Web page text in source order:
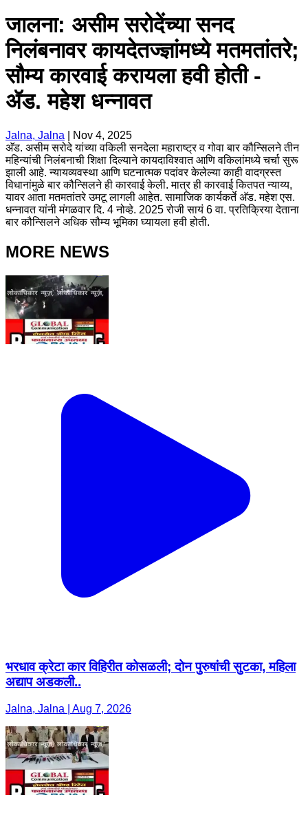
जालना: असीम सरोदेंच्या सनद
निलंबनावर कायदेतज्ज्ञांमध्ये मतमतांतरे;
सौम्य कारवाई करायला हवी होती -
ॲड. महेश धन्नावत
Jalna, Jalna
Nov 4, 2025
अ‍ॅड. असीम सरोदे यांच्या वकिली सनदेला महाराष्ट्र व गोवा बार कौन्सिलने तीन
महिन्यांची निलंबनाची शिक्षा दिल्याने कायदाविश्वात आणि वकिलांमध्ये चर्चा सुरू
झाली आहे. न्यायव्यवस्था आणि घटनात्मक पदांवर केलेल्या काही वादग्रस्त
विधानांमुळे बार कौन्सिलने ही कारवाई केली. मात्र ही कारवाई कितपत न्याय्य,
यावर आता मतमतांतरे उमटू लागली आहेत. सामाजिक कार्यकर्ते अ‍ॅड. महेश एस.
धन्नावत यांनी मंगळवार दि. 4 नोव्हे. 2025 रोजी सायं 6 वा. प्रतिक्रिया देताना
बार कौन्सिलने अधिक सौम्य भूमिका घ्यायला हवी होती.
MORE NEWS
भरधाव क्रेटा कार विहिरीत कोसळली; दोन पुरुषांची सुटका, महिला
अद्याप अडकली..
Jalna, Jalna | Aug 7, 2026